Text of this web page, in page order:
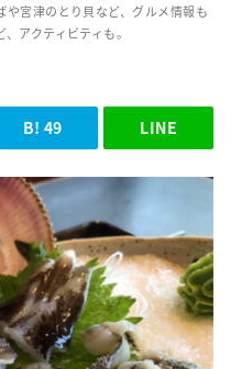
宮津のとり貝など、グルメ情報も
アクティビティも。
B! 49 LINE